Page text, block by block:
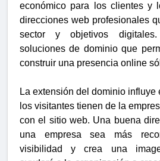
económico para los clientes y
direcciones web profesionales
sector y objetivos
soluciones de dominio que
construir una presencia online
La extensión del dominio influye
los visitantes tienen de la
con el sitio web. Una buena
una empresa sea más
visibilidad y crea una